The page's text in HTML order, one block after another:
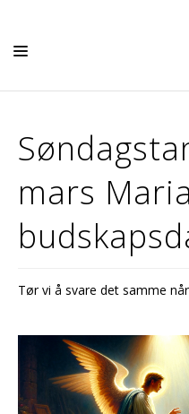
BARN OG UNGE
MUSIKK & KULTUR
MENIGHETENE
MENIGHETSBLAD
mars
Tør vi å svare det samme